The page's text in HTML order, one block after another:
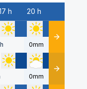
h 20 h
0mm Détails
0mm Détails